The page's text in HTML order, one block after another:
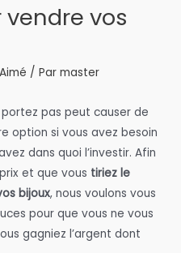
vos
/ Par master
pas peut causer de
option si vous avez besoin
dans quoi l’investir. Afin
et que vous tiriez le
bijoux, nous voulons vous
pour que vous ne vous
gagniez l’argent dont